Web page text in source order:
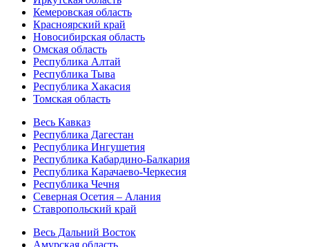
Кемеровская область
Красноярский край
Новосибирская область
Омская область
Республика Алтай
Республика Тыва
Республика Хакасия
Томская область
Весь Кавказ
Республика Дагестан
Республика Ингушетия
Республика Кабардино-Балкария
Республика Карачаево-Черкесия
Республика Чечня
Северная Осетия – Алания
Ставропольский край
Весь Дальний Восток
Амурская область